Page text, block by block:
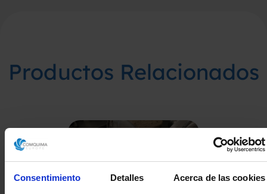
Consentimiento Detalles Acerca de las cookies
Productos Relacionados